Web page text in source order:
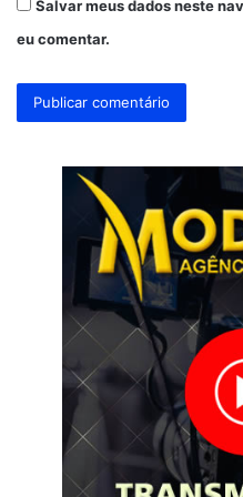
Salvar meus dados neste
eu comentar.